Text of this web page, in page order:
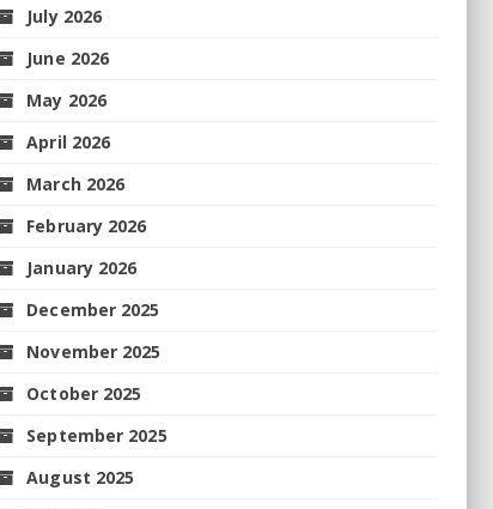
July 2026
June 2026
May 2026
April 2026
March 2026
February 2026
January 2026
December 2025
November 2025
October 2025
September 2025
August 2025